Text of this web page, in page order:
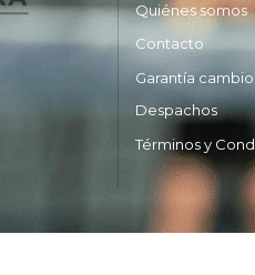
Quiénes somos
Contacto
Garantía
Despachos
Términos y